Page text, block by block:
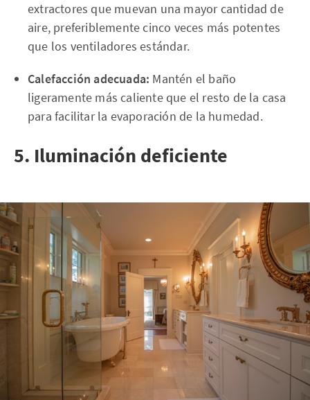
extractores que muevan una mayor cantidad de
aire, preferiblemente cinco veces más potentes
que los ventiladores estándar.
Calefacción adecuada: Mantén el baño
ligeramente más caliente que el resto de la casa
para facilitar la evaporación de la humedad.
5. Iluminación deficiente